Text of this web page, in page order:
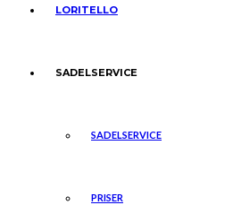
LORITELLO
SADELSERVICE
SADELSERVICE
PRISER